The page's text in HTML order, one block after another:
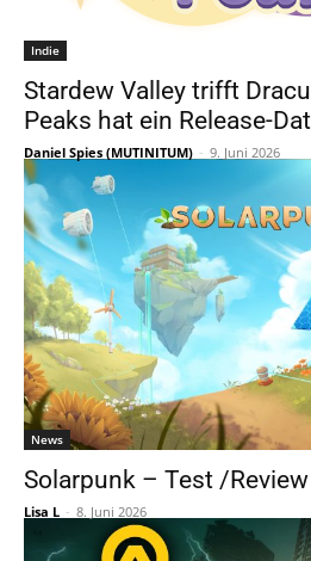
Indie
Stardew Valley trifft
Peaks hat ein Release-
Daniel Spies (MUTINITUM) - 9. Juni 2026
News
Solarpunk – Test /Review
Lisa L - 8. Juni 2026